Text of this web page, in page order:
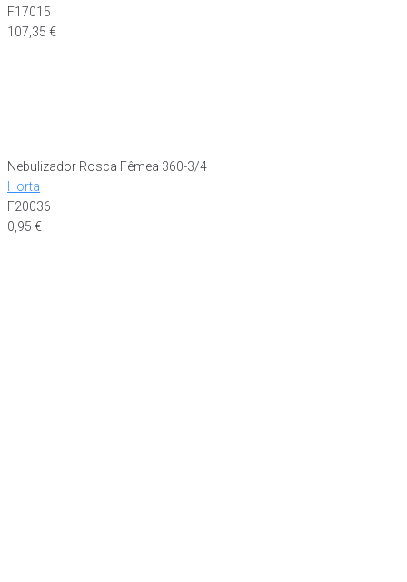
F17015
107,35 €
Nebulizador Rosca Fêmea 360-3/4
Horta
F20036
0,95 €